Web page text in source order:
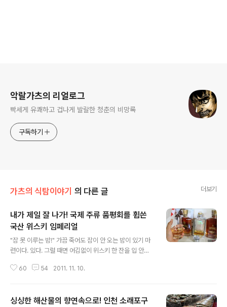
악랄가츠의 리얼로그
빡세게 유쾌하고 겁나게 발랄한 청춘의 비망록
구독하기
가츠의 식탐이야기 의 다른 글 더보기
내가 제일 잘 나가! 국제 주류 품평회를 휩쓴
국산 위스키 임페리얼
"잠 못 이루는 밤!" 가끔 죽어도 잠이 안 오는 밤이 있기 마
련이다. 있다. 그럴 때면 어김없이 위스키 한 잔을 입 안에
거운 액체의 기운이 온 몸에 퍼지는 순간 언제 그랬냐는 듯
의 1인당 소비가 세계 최고인 것으로 나타났다. 그만큼 우
60 54 2011. 11. 10.
싱싱한 해산물의 향연속으로! 인천 소래포구